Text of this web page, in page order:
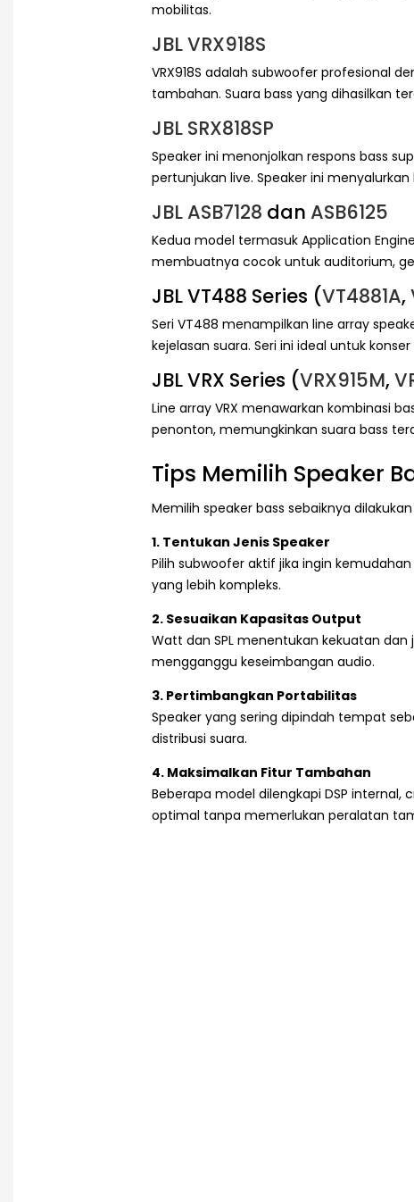
mobilitas.
JBL VRX918S
VRX918S adalah subwoofer profesional
tambahan. Suara bass yang dihasilkan
JBL SRX818SP
Speaker ini menonjolkan respons bass
pertunjukan live. Speaker ini
JBL ASB7128 dan ASB6125
Kedua model termasuk Application
membuatnya cocok untuk auditorium,
JBL VT488 Series (VT4881A,
Seri VT488 menampilkan line array
kejelasan suara. Seri ini ideal untuk
JBL VRX Series (VRX915M,
Line array VRX menawarkan kombinasi
penonton, memungkinkan suara bass
Tips Memilih Speaker
Memilih speaker bass sebaiknya
1. Tentukan Jenis Speaker
Pilih subwoofer aktif jika ingin
yang lebih kompleks.
2. Sesuaikan Kapasitas Output
Watt dan SPL menentukan kekuatan
mengganggu keseimbangan audio.
3. Pertimbangkan Portabilitas
Speaker yang sering dipindah tempat
distribusi suara.
4. Maksimalkan Fitur Tambahan
Beberapa model dilengkapi DSP
optimal tanpa memerlukan peralatan